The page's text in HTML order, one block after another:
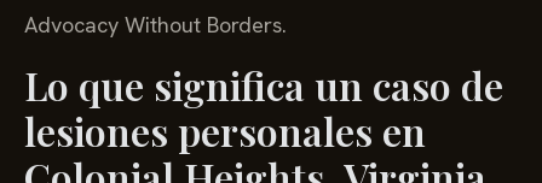
Advocacy Without Borders.
Lo que significa un caso de
lesiones personales en